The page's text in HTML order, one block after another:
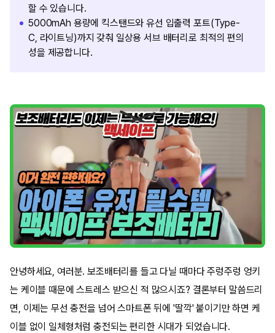
할 수 있습니다.
5000mAh 용량에 킥스탠드와 유선 입출력 포트(Type-
C, 라이트닝)까지 갖춰 일상용 서브 배터리로 최적의 편의
성을 제공합니다.
안녕하세요, 여러분. 보조배터리를 들고 다닐 때마다 주렁주렁 엉키
는 케이블 때문에 스트레스 받으신 적 많으시죠? 결론부터 말씀드리
면, 이제는 무선 충전을 넘어 스마트폰 뒤에 '딸깍' 붙이기만 하면 케
이블 없이 일체형처럼 충전되는 편리한 시대가 되었습니다.